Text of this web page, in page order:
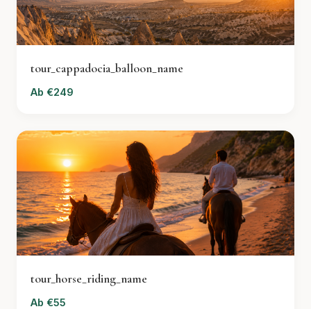
tour_cappadocia_balloon_name
Ab €249
tour_horse_riding_name
Ab €55